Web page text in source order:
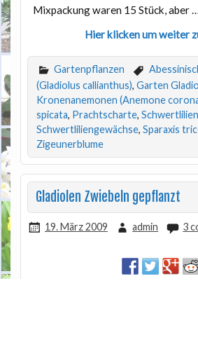
Mixpackung waren 15 Stück, aber …
Hier klicken um weiter
Gartenpflanzen
(Gladiolus callianthus), Garten
Kronenanemonen (Anemone
spicata, Prachtscharte, Schwertlilien
Schwertliliengewächse, Sparaxis
Zigeunerblume
Gladiolen Zwiebeln gepflanzt
19. März 2009 admin 3